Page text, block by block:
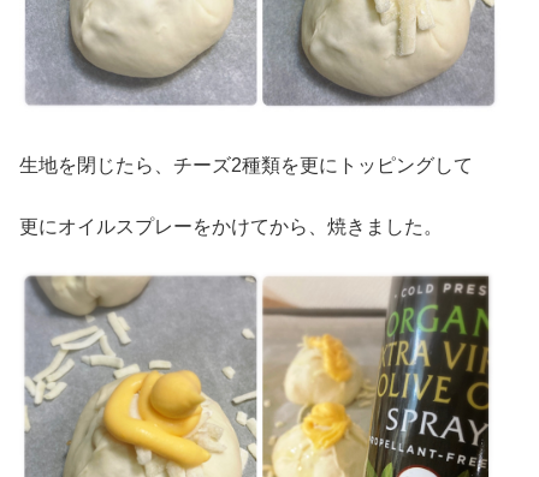
生地を閉じたら、チーズ2種類を更にトッピングして
更にオイルスプレーをかけてから、焼きました。